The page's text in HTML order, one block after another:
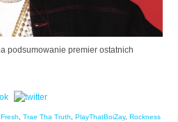
podsumowanie premier ostatnich
Trae Tha Truth PlayThatBoiZay, Rockness